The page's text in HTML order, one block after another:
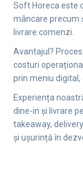
Soft Horeca este
mâncare precum
livrare comenzi.
Avantajul?
costuri
prin meniu
Experiența
dine-in și livrare
takeaway,
și ușurință în